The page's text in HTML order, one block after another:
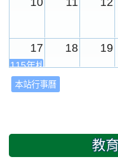
17 18 19
115年桃園市運動會
24
2
友善校園週
本站行事曆
教